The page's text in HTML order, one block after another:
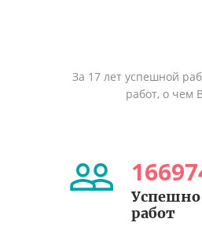
За 17 лет успешной
работ, о чем
работ